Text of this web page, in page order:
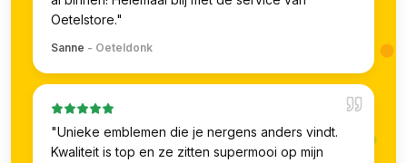
Oetelstore."
Sanne - Oeteldonk
"Unieke emblemen die je nergens anders vindt.
Kwaliteit is top en ze zitten supermooi op mijn